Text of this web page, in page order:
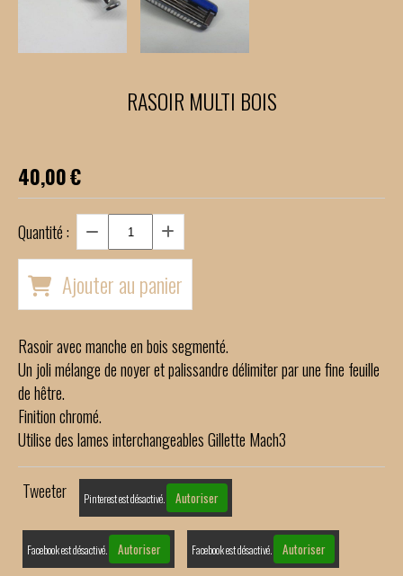
RASOIR MULTI BOIS
40,00€
Quantité :
Ajouter au panier
Rasoir avec manche en bois segmenté.
Un joli mélange de noyer et palissandre délimiter par une fine feuille
de hêtre.
Finition chromé.
Utilise des lames interchangeables Gillette Mach3
Tweeter Pinterest est désactivé. Autoriser
Facebook est désactivé. Autoriser Facebook est désactivé. Autoriser